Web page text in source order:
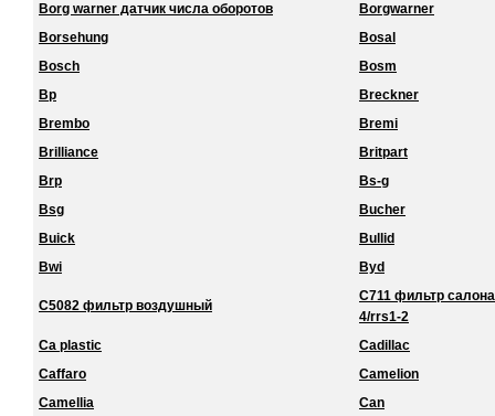
Borg warner датчик числа оборотов
Borgwarner
Borsehung
Bosal
Bosch
Bosm
Bp
Breckner
Brembo
Bremi
Brilliance
Britpart
Brp
Bs-g
Bsg
Bucher
Buick
Bullid
Bwi
Byd
C5082 фильтр воздушный
C711 фильтр
4/rrs1-2
Ca plastic
Cadillac
Caffaro
Camelion
Camellia
Can